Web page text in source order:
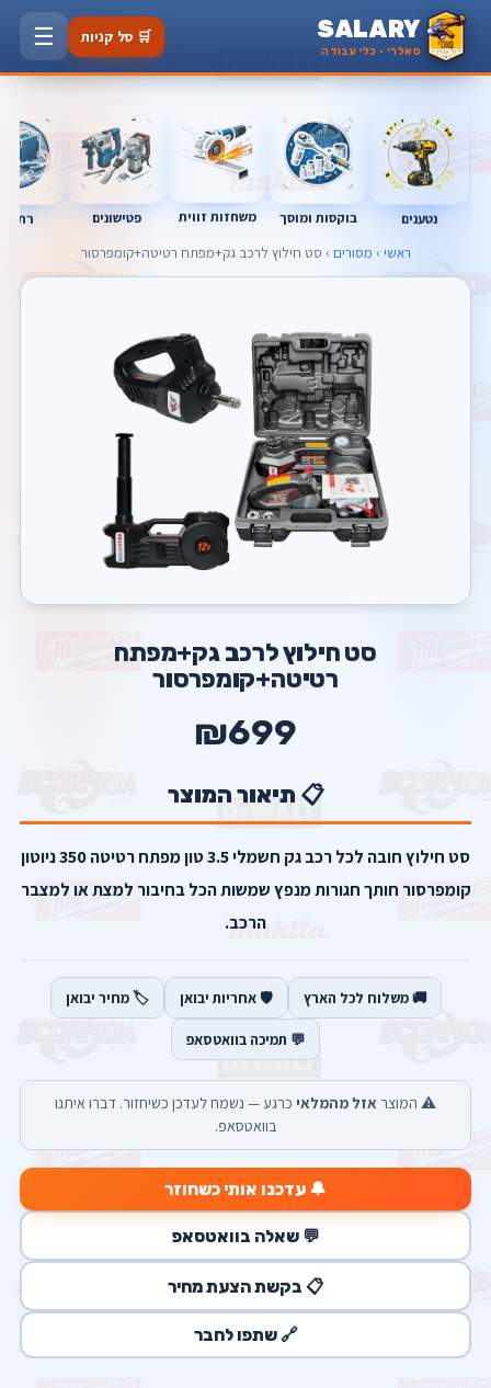
SALARY
סאלרי · כלי עבודה
🛒 סל קניות ☰
נטענים בוקסות ומוסך משחזות זווית פטישונים
ראשי › מסורים › סט חילוץ לרכב גק+מפתח רטיטה+קומפרסור
סט חילוץ לרכב גק+מפתח
רטיטה+קומפרסור
₪699
📋 תיאור המוצר
סט חילוץ חובה לכל רכב גק חשמלי 3.5 טון מפתח רטיטה 350 ניוטון
קומפרסור חותך חגורות מנפץ שמשות הכל בחיבור למצת או למצבר
הרכב.
🚚 משלוח לכל הארץ 🛡️ אחריות יבואן 🏷️ מחיר יבואן
💬 תמיכה בוואטסאפ
⚠️ המוצר אזל מהמלאי כרגע — נשמח לעדכן כשיחזור. דברו איתנו
בוואטסאפ.
🔔 עדכנו אותי כשחוזר
💬 שאלה בוואטסאפ
📋 בקשת הצעת מחיר
🔗 שתפו לחבר